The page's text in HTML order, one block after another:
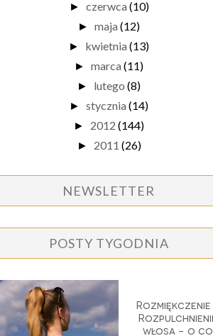
► czerwca (10)
► maja (12)
► kwietnia (13)
► marca (11)
► lutego (8)
► stycznia (14)
► 2012 (144)
► 2011 (26)
NEWSLETTER
POSTY TYGODNIA
włosa - o co